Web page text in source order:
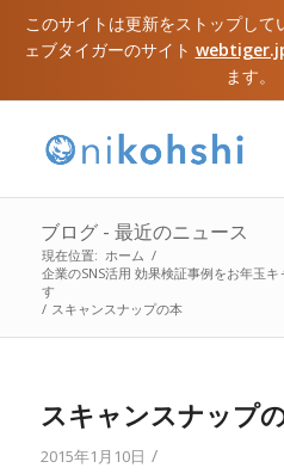
このサイトは更新をストップして
ェブタイガーのサイト
ます。
ブログ - 最近のニュース
現在位置: ホーム /
企業のSNS活用 効果検証事例をお年玉
す
/ スキャンスナップの本
スキャンスナップ
2015年1月10日 /